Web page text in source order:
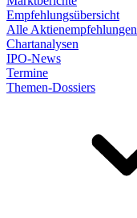
Empfehlungsübersicht
Alle Aktienempfehlungen
Chartanalysen
IPO-News
Termine
Themen-Dossiers